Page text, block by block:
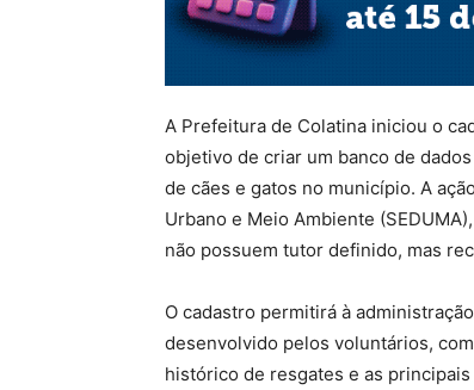
A Prefeitura de Colatina iniciou o
objetivo de criar um banco de
de cães e gatos no município. A
Urbano e Meio Ambiente
não possuem tutor definido, mas
O cadastro permitirá à
desenvolvido pelos voluntários,
histórico de resgates e as